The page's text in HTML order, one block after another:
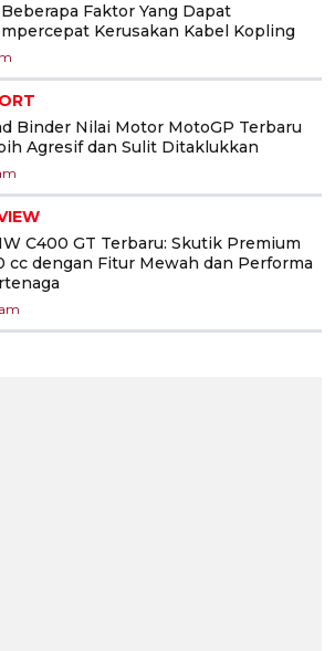
Faktor Yang Dapat
Kerusakan Kabel Kopling
Binder Nilai Motor MotoGP Terbaru
Agresif dan Sulit Ditaklukkan
C400 GT Terbaru: Skutik Premium
cc dengan Fitur Mewah dan Performa